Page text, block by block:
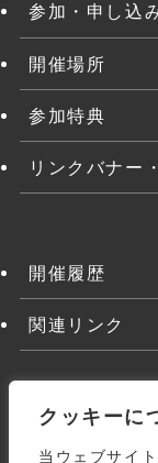
クッキーに
当ウェブサイ
参加・申し込
開催場所
参加特典
リンクバナー
開催履歴
関連リンク